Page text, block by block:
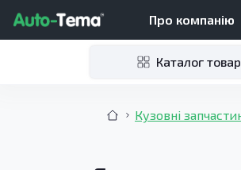
Про компанію
Каталог
Кузовні